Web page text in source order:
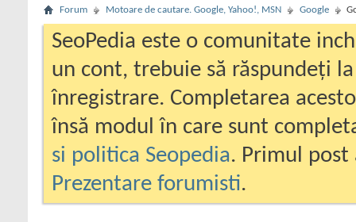
Forum Motoare de cautare. Google, Yahoo!, MSN Google
SeoPedia este o comunitate
un cont, trebuie să răspundeți
înregistrare. Completarea
însă modul în care sunt
si politica Seopedia. Primul
Prezentare forumisti.